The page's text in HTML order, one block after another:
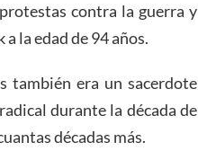
contra la guerra y
la edad de 94 años.
también era un sacerdote
durante la década de
décadas más.